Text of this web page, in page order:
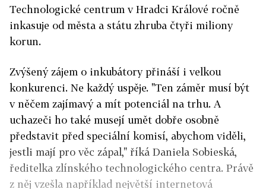
Technologické centrum v Hradci Králové ročně
inkasuje od města a státu zhruba čtyři miliony
korun.
Zvýšený zájem o inkubátory přináší i velkou
konkurenci. Ne každý uspěje. "Ten záměr musí být
v něčem zajímavý a mít potenciál na trhu. A
uchazeči ho také musejí umět dobře osobně
představit před speciální komisí, abychom viděli,
jestli mají pro věc zápal," říká Daniela Sobieská,
ředitelka zlínského technologického centra. Právě
z něj vzešla například největší internetová